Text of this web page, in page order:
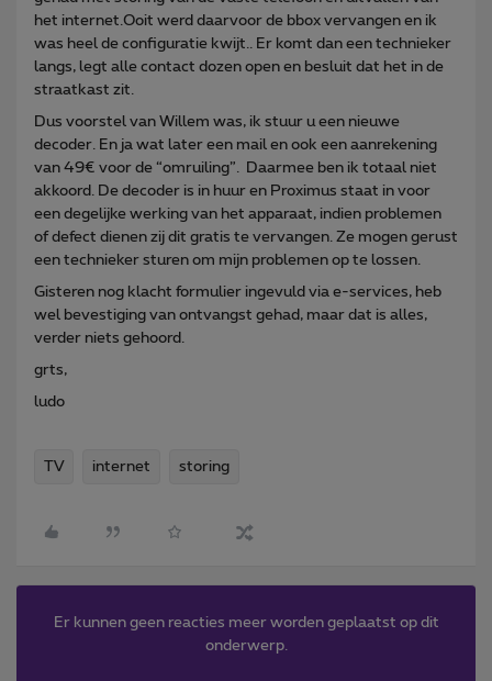
het internet.Ooit werd daarvoor de bbox vervangen en ik
was heel de configuratie kwijt.. Er komt dan een technieker
langs, legt alle contact dozen open en besluit dat het in de
straatkast zit.
Dus voorstel van Willem was, ik stuur u een nieuwe
decoder. En ja wat later een mail en ook een aanrekening
van 49€ voor de “omruiling”. Daarmee ben ik totaal niet
akkoord. De decoder is in huur en Proximus staat in voor
een degelijke werking van het apparaat, indien problemen
of defect dienen zij dit gratis te vervangen. Ze mogen gerust
een technieker sturen om mijn problemen op te lossen.
Gisteren nog klacht formulier ingevuld via e-services, heb
wel bevestiging van ontvangst gehad, maar dat is alles,
verder niets gehoord.
grts,
ludo
TV internet storing
Er kunnen geen reacties meer worden geplaatst op dit
onderwerp.